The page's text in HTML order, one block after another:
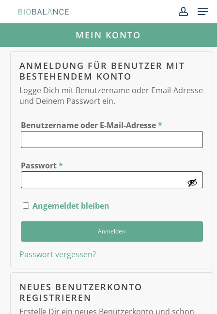
main
account
MEIN KONTO
ANMELDUNG FÜR BENUTZER MIT
BESTEHENDEM KONTO
Logge Dich mit Benutzername oder Email-Adresse
und Deinem Passwort ein.
Benutzername oder E-Mail-Adresse*
Passwort*
Angemeldet bleiben
Anmelden
Passwort vergessen?
NEUES BENUTZERKONTO
REGISTRIEREN
Erstelle Dir ein neues Benutzerkonto und schon